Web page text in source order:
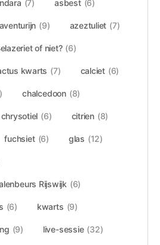
(7) asbest (6)
aventurijn (9) azeztuliet (7)
of niet? (6)
kwarts (7) calciet (6)
chalcedoon (8)
chrysotiel (6) citrien (8)
fuchsiet (6) glas (12)
Rijswijk (6)
(6) kwarts (9)
(9) live-sessie (32)